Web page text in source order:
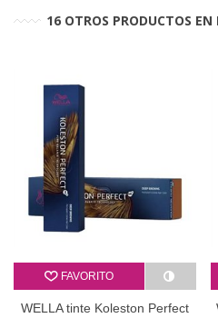
16 OTROS PRODUCTOS
FAVORITO
WELLA tinte Koleston Perfect